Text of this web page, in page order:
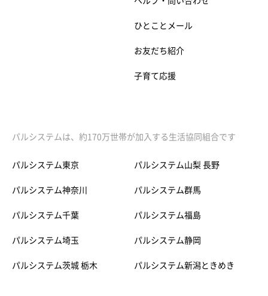
ひとことメール
お友だち紹介
子育て応援
パルシステムは、約170万世帯が加入する生活協同組合です
パルシステム東京
パルシステム神奈川
パルシステム千葉
パルシステム埼玉
パルシステム茨城 栃木
パルシステム山梨 長野
パルシステム群馬
パルシステム福島
パルシステム静岡
パルシステム新潟ときめき